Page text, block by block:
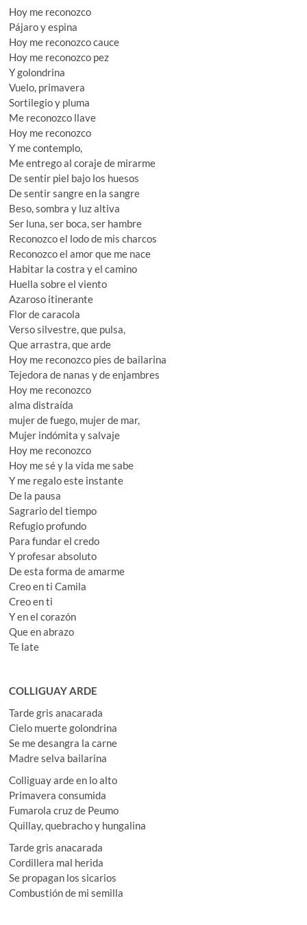
Hoy me reconozco
Pájaro y espina
Hoy me reconozco cauce
Hoy me reconozco pez
Y golondrina
Vuelo, primavera
Sortilegio y pluma
Me reconozco llave
Hoy me reconozco
Y me contemplo,
Me entrego al coraje de mirarme
De sentir piel bajo los huesos
De sentir sangre en la sangre
Beso, sombra y luz altiva
Ser luna, ser boca, ser hambre
Reconozco el lodo de mis charcos
Reconozco el amor que me nace
Habitar la costra y el camino
Huella sobre el viento
Azaroso itinerante
Flor de caracola
Verso silvestre, que pulsa,
Que arrastra, que arde
Hoy me reconozco pies de bailarina
Tejedora de nanas y de enjambres
Hoy me reconozco
alma distraída
mujer de fuego, mujer de mar,
Mujer indómita y salvaje
Hoy me reconozco
Hoy me sé y la vida me sabe
Y me regalo este instante
De la pausa
Sagrario del tiempo
Refugio profundo
Para fundar el credo
Y profesar absoluto
De esta forma de amarme
Creo en ti Camila
Creo en ti
Y en el corazón
Que en abrazo
Te late
COLLIGUAY ARDE
Tarde gris anacarada
Cielo muerte golondrina
Se me desangra la carne
Madre selva bailarina
Colliguay arde en lo alto
Primavera consumida
Fumarola cruz de Peumo
Quillay, quebracho y hungalina
Tarde gris anacarada
Cordillera mal herida
Se propagan los sicarios
Combustión de mi semilla